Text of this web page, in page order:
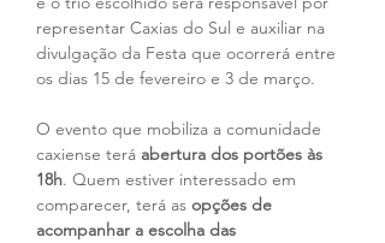
representar Caxias do Sul e auxiliar na
divulgação da Festa que ocorrerá entre
os dias 15 de fevereiro e 3 de março.
O evento que mobiliza a comunidade
caxiense terá abertura dos portões às
18h. Quem estiver interessado em
comparecer, terá as opções de
acompanhar a escolha das